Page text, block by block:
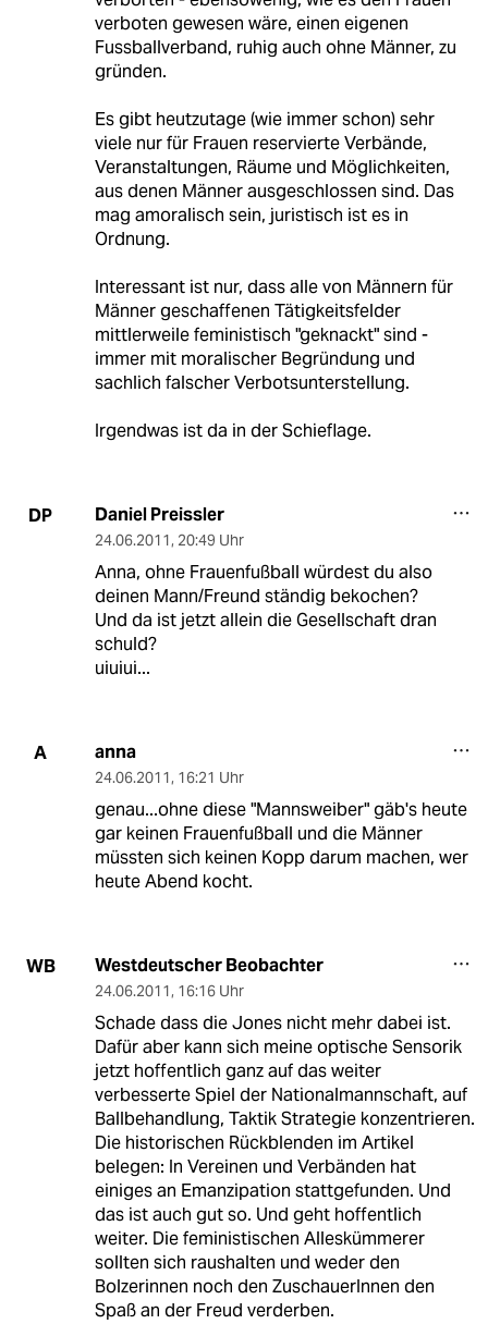
verboten gewesen wäre, einen eigenen
Fussballverband, ruhig auch ohne Männer, zu
gründen.
Es gibt heutzutage (wie immer schon) sehr
viele nur für Frauen reservierte Verbände,
Veranstaltungen, Räume und Möglichkeiten,
aus denen Männer ausgeschlossen sind. Das
mag amoralisch sein, juristisch ist es in
Ordnung.
Interessant ist nur, dass alle von Männern für
Männer geschaffenen Tätigkeitsfelder
mittlerweile feministisch "geknackt" sind -
immer mit moralischer Begründung und
sachlich falscher Verbotsunterstellung.
Irgendwas ist da in der Schieflage.
DP Daniel Preissler
24.06.2011, 20:49 Uhr
Anna, ohne Frauenfußball würdest du also
deinen Mann/Freund ständig bekochen?
Und da ist jetzt allein die Gesellschaft dran
schuld?
uiuiui...
A anna
24.06.2011, 16:21 Uhr
genau...ohne diese "Mannsweiber" gäb's heute
gar keinen Frauenfußball und die Männer
müssten sich keinen Kopp darum machen, wer
heute Abend kocht.
WB Westdeutscher Beobachter
24.06.2011, 16:16 Uhr
Schade dass die Jones nicht mehr dabei ist.
Dafür aber kann sich meine optische Sensorik
jetzt hoffentlich ganz auf das weiter
verbesserte Spiel der Nationalmannschaft, auf
Ballbehandlung, Taktik Strategie konzentrieren.
Die historischen Rückblenden im Artikel
belegen: In Vereinen und Verbänden hat
einiges an Emanzipation stattgefunden. Und
das ist auch gut so. Und geht hoffentlich
weiter. Die feministischen Alleskümmerer
sollten sich raushalten und weder den
Bolzerinnen noch den ZuschauerInnen den
Spaß an der Freud verderben.